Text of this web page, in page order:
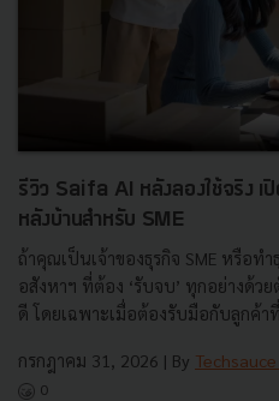
รีวิว Saifa AI หลังลองใช้จริง เ
หลังบ้านสำหรับ SME
ถ้าคุณเป็นเจ้าของธุรกิจ SME หรือท
อสังหาฯ ที่ต้อง ‘รับจบ’ ทุกอย่างด้ว
ดี โดยเฉพาะเมื่อต้องรับมือกับลูกค้า
กรกฎาคม 31, 2026 | By
0